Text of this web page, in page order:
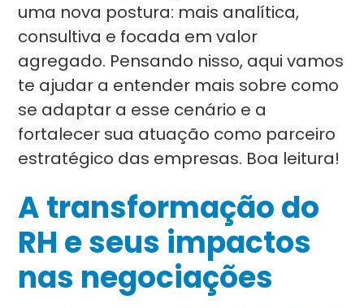
uma nova postura: mais analítica,
consultiva e focada em valor
agregado. Pensando nisso, aqui vamos
te ajudar a entender mais sobre como
se adaptar a esse cenário e a
fortalecer sua atuação como parceiro
estratégico das empresas. Boa leitura!
A transformação do
RH e seus impactos
nas negociações